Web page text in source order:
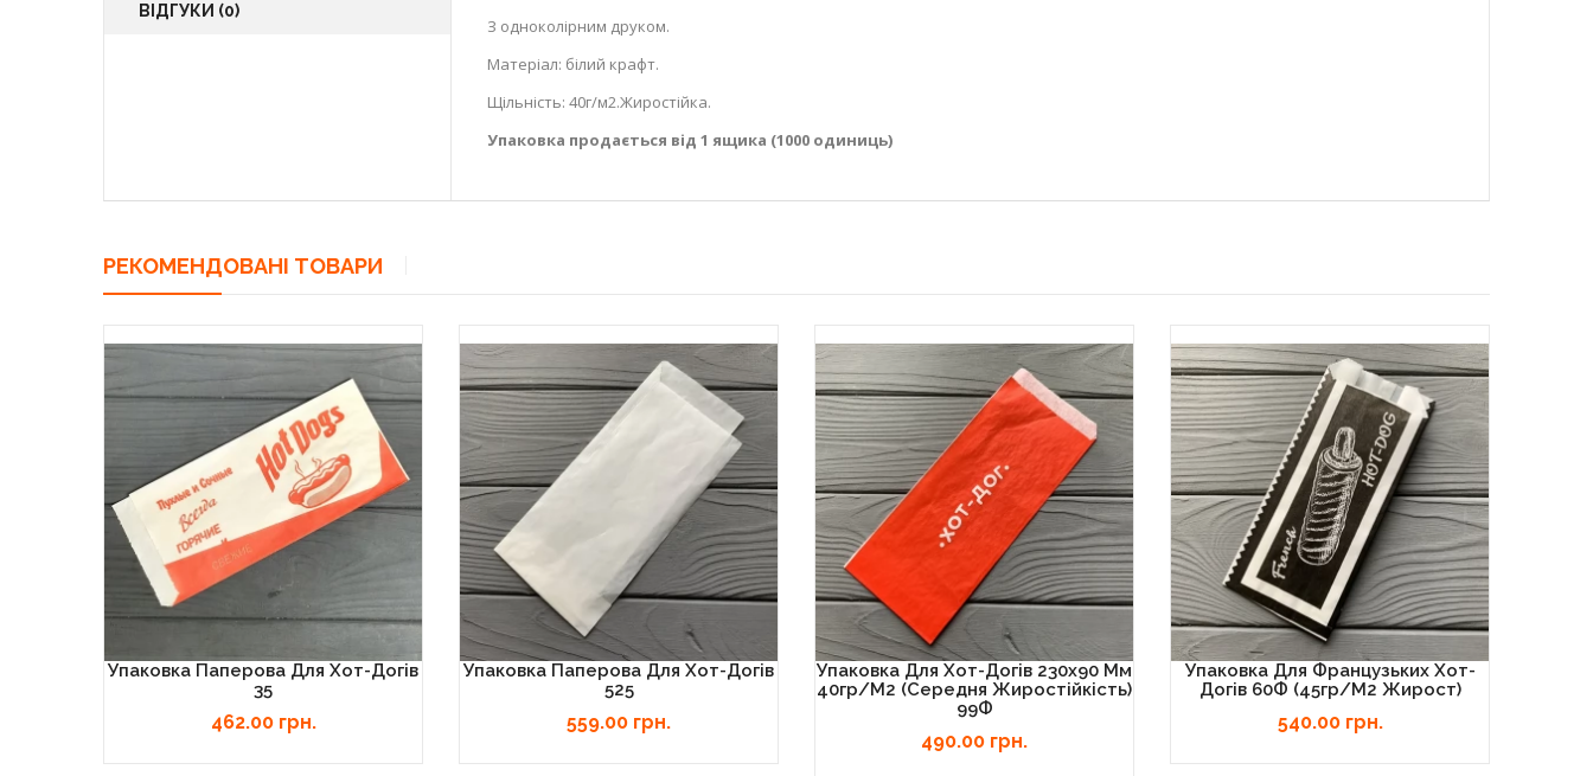
ВІДГУКИ (0)
З одноколірним друком.
Матеріал: білий крафт.
Щільність: 40г/м2.Жиростійка.
Упаковка продається від 1 ящика (1000 одиниць)
РЕКОМЕНДОВАНІ ТОВАРИ
Упаковка Паперова Для Хот-Догів
35
462.00 грн.
Упаковка Паперова Для Хот-Догів
525
559.00 грн.
Упаковка Для Хот-Догів 230х90 Мм
40гр/м2 (середня Жиростійкість)
99Ф
490.00 грн.
Упаковка Для Французьких Хот-
Догів 60Ф (45гр/м2 Жирост)
540.00 грн.